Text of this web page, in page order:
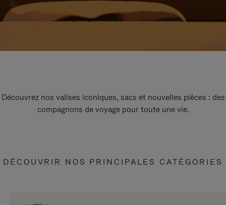
Découvrez nos valises iconiques, sacs et nouvelles pièces : des
compagnons de voyage pour toute une vie.
DÉCOUVRIR NOS PRINCIPALES CATÉGORIES